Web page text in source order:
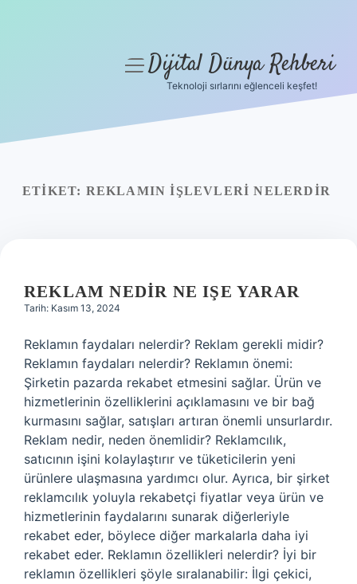
Yasal Uyarı
menüyüDijital Dünya Rehberi
Teknoloji sırlarını eğlenceli keşfet!
ETIKET: REKLAMIN IŞLEVLERI NELERDIR
REKLAM NEDIR NE IŞE YARAR
Tarih: Kasım 13, 2024
Reklamın faydaları nelerdir? Reklam gerekli midir?
Reklamın faydaları nelerdir? Reklamın önemi:
Şirketin pazarda rekabet etmesini sağlar. Ürün ve
hizmetlerinin özelliklerini açıklamasını ve bir bağ
kurmasını sağlar, satışları artıran önemli unsurlardır.
Reklam nedir, neden önemlidir? Reklamcılık,
satıcının işini kolaylaştırır ve tüketicilerin yeni
ürünlere ulaşmasına yardımcı olur. Ayrıca, bir şirket
reklamcılık yoluyla rekabetçi fiyatlar veya ürün ve
hizmetlerinin faydalarını sunarak diğerleriyle
rekabet eder, böylece diğer markalarla daha iyi
rekabet eder. Reklamın özellikleri nelerdir? İyi bir
reklamın özellikleri şöyle sıralanabilir: İlgi çekici,